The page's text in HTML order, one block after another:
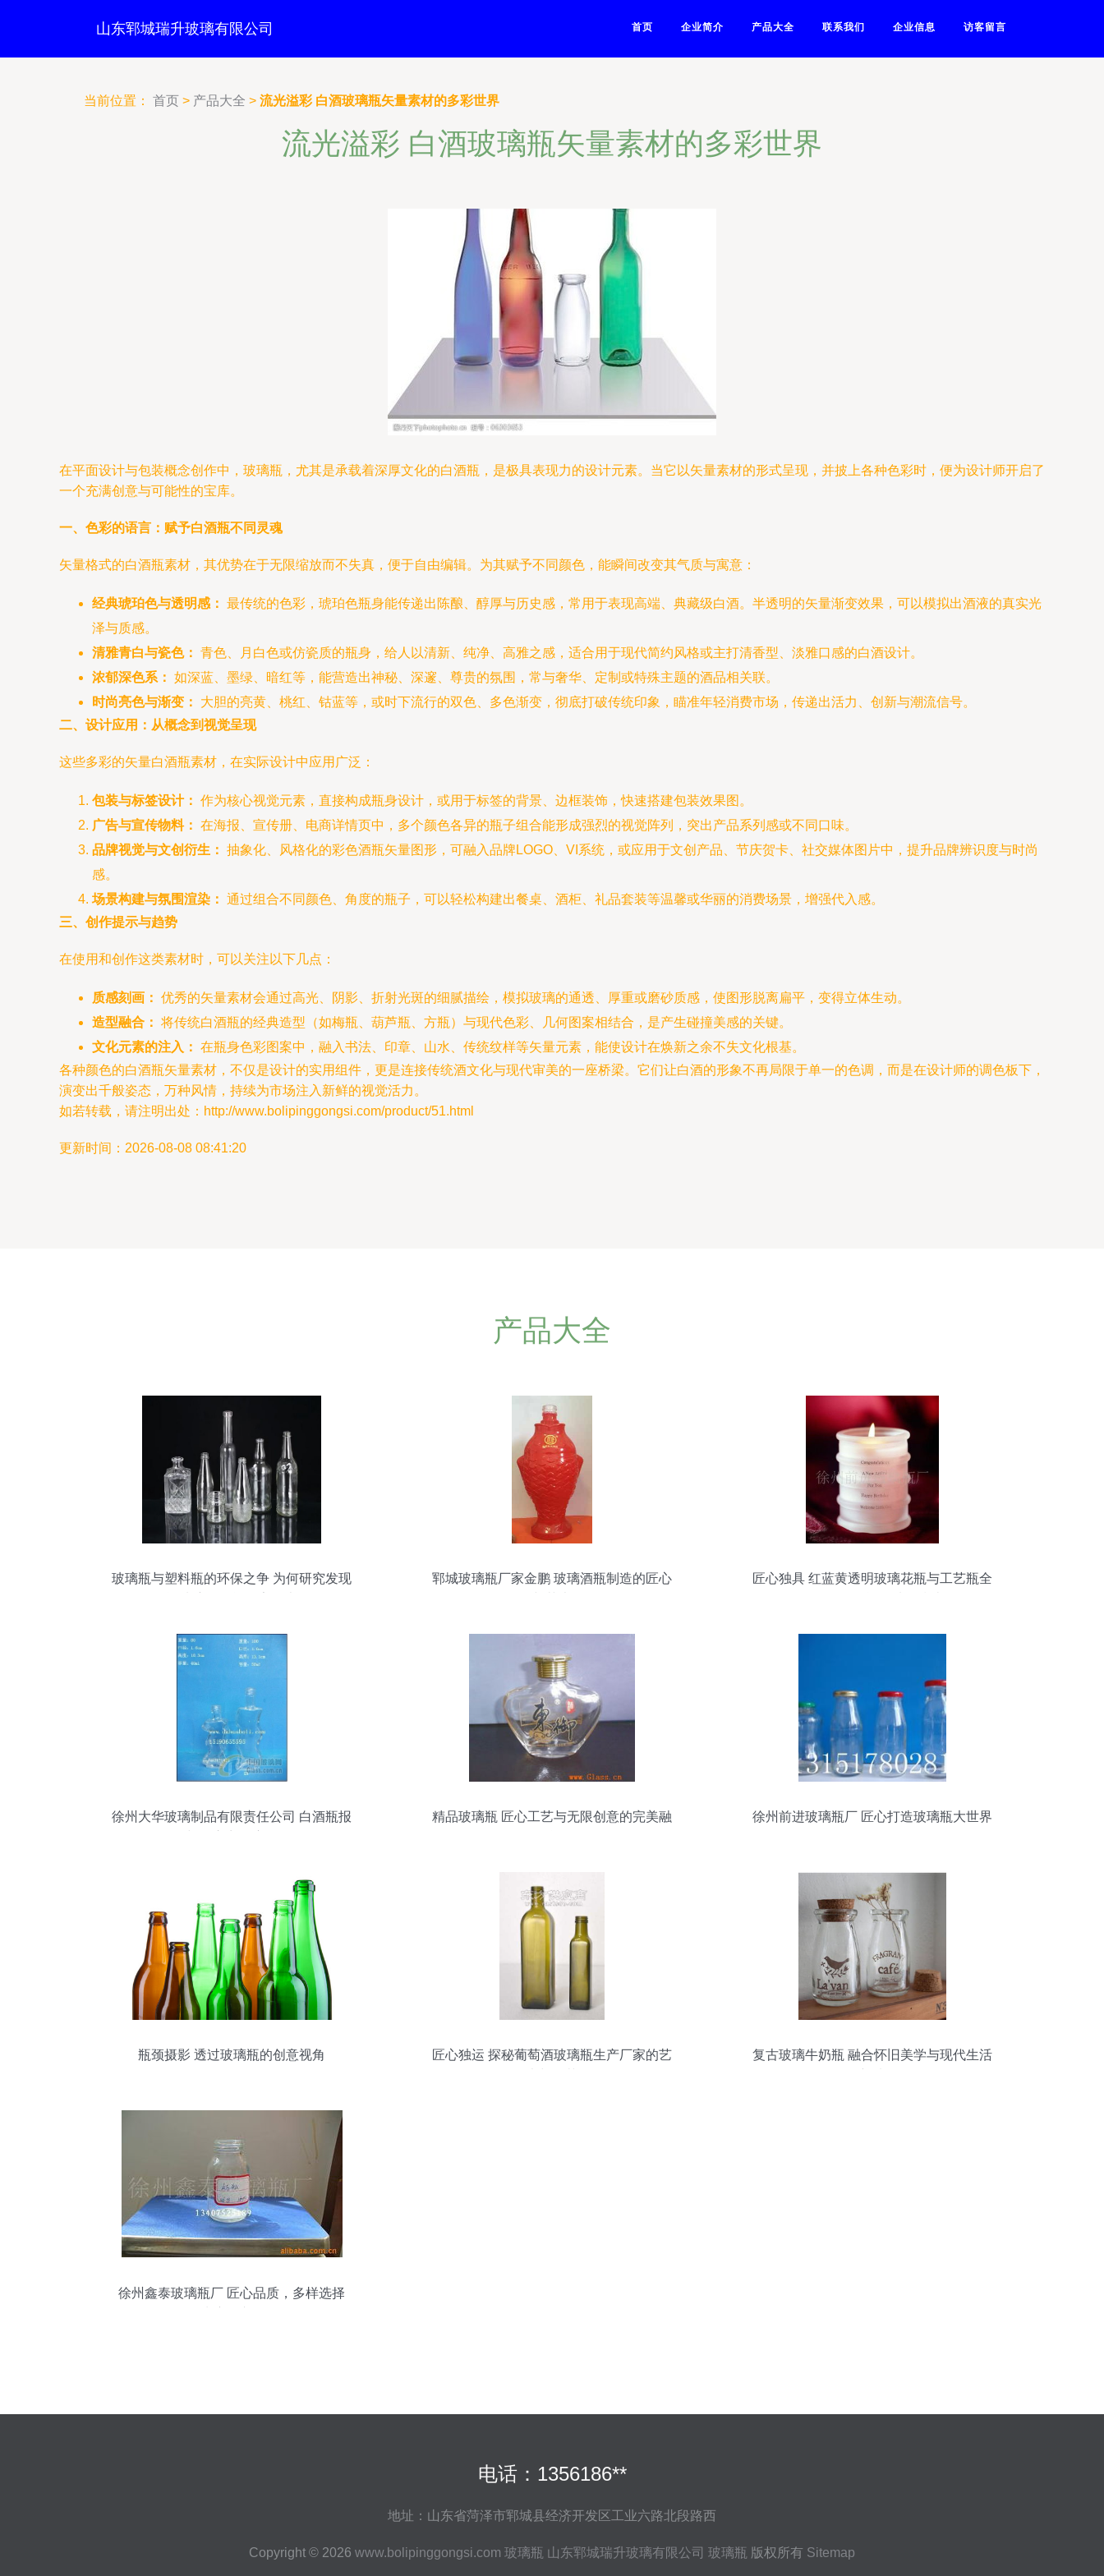
山东郓城瑞升玻璃有限公司 首页 企业简介 产品大全 联系我们 企业信息 访客留言
当前位置： 首页 > 产品大全 > 流光溢彩 白酒玻璃瓶矢量素材的多彩世界
流光溢彩 白酒玻璃瓶矢量素材的多彩世界
在平面设计与包装概念创作中，玻璃瓶，尤其是承载着深厚文化的白酒瓶，是极具表现力的设计元素。当它以矢量素材的形式呈现，并披上各种色彩时，便为设计师开启了
一个充满创意与可能性的宝库。
一、色彩的语言：赋予白酒瓶不同灵魂
矢量格式的白酒瓶素材，其优势在于无限缩放而不失真，便于自由编辑。为其赋予不同颜色，能瞬间改变其气质与寓意：
经典琥珀色与透明感： 最传统的色彩，琥珀色瓶身能传递出陈酿、醇厚与历史感，常用于表现高端、典藏级白酒。半透明的矢量渐变效果，可以模拟出酒液的真实光
泽与质感。
清雅青白与瓷色： 青色、月白色或仿瓷质的瓶身，给人以清新、纯净、高雅之感，适合用于现代简约风格或主打清香型、淡雅口感的白酒设计。
浓郁深色系： 如深蓝、墨绿、暗红等，能营造出神秘、深邃、尊贵的氛围，常与奢华、定制或特殊主题的酒品相关联。
时尚亮色与渐变：
大胆的亮黄、桃红、钴蓝等，或时下流行的双色、多色渐变，彻底打破传统印象，瞄准年轻消费市场，传递出活力、创新与潮流信号。
二、设计应用：从概念到视觉呈现
这些多彩的矢量白酒瓶素材，在实际设计中应用广泛：
包装与标签设计： 作为核心视觉元素，直接构成瓶身设计，或用于标签的背景、边框装饰，快速搭建包装效果图。
广告与宣传物料： 在海报、宣传册、电商详情页中，多个颜色各异的瓶子组合能形成强烈的视觉阵列，突出产品系列感或不同口味。
品牌视觉与文创衍生： 抽象化、风格化的彩色酒瓶矢量图形，可融入品牌LOGO、VI系统，或应用于文创产品、节庆贺卡、社交媒体图片中，提升品牌辨识度与时尚
感。
场景构建与氛围渲染： 通过组合不同颜色、角度的瓶子，可以轻松构建出餐桌、酒柜、礼品套装等温馨或华丽的消费场景，增强代入感。
三、创作提示与趋势
在使用和创作这类素材时，可以关注以下几点：
质感刻画： 优秀的矢量素材会通过高光、阴影、折射光斑的细腻描绘，模拟玻璃的通透、厚重或磨砂质感，使图形脱离扁平，变得立体生动。
造型融合： 将传统白酒瓶的经典造型（如梅瓶、葫芦瓶、方瓶）与现代色彩、几何图案相结合，是产生碰撞美感的关键。
文化元素的注入： 在瓶身色彩图案中，融入书法、印章、山水、传统纹样等矢量元素，能使设计在焕新之余不失文化根基。
各种颜色的白酒瓶矢量素材，不仅是设计的实用组件，更是连接传统酒文化与现代审美的一座桥梁。它们让白酒的形象不再局限于单一的色调，而是在设计师的调色板下，
演变出千般姿态，万种风情，持续为市场注入新鲜的视觉活力。
如若转载，请注明出处：http://www.bolipinggongsi.com/product/51.html
更新时间：2026-08-08 08:41:20
产品大全
玻璃瓶与塑料瓶的环保之争 为何研究发现
郓城玻璃瓶厂家金鹏 玻璃酒瓶制造的匠心
匠心独具 红蓝黄透明玻璃花瓶与工艺瓶全
徐州大华玻璃制品有限责任公司 白酒瓶报
精品玻璃瓶 匠心工艺与无限创意的完美融
徐州前进玻璃瓶厂 匠心打造玻璃瓶大世界
瓶颈摄影 透过玻璃瓶的创意视角
匠心独运 探秘葡萄酒玻璃瓶生产厂家的艺
复古玻璃牛奶瓶 融合怀旧美学与现代生活
徐州鑫泰玻璃瓶厂 匠心品质，多样选择
电话：1356186**
地址：山东省菏泽市郓城县经济开发区工业六路北段路西
Copyright © 2026 www.bolipinggongsi.com 玻璃瓶 山东郓城瑞升玻璃有限公司 玻璃瓶 版权所有 Sitemap